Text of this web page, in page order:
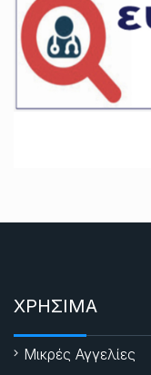
ΧΡΗΣΙΜΑ
Μικρές Αγγελίες